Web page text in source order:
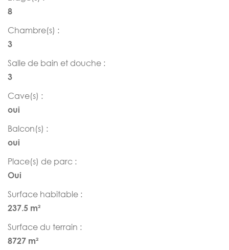
8
Chambre(s) :
3
Salle de bain et douche :
3
Cave(s) :
oui
Balcon(s) :
oui
Place(s) de parc :
Oui
Surface habitable :
237.5 m²
Surface du terrain :
8727 m²